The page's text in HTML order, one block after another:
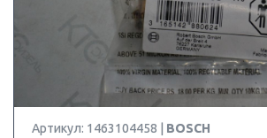
Артикул: 1463104458 | BOSCH